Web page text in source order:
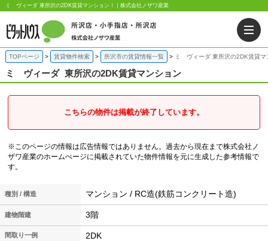
ミ ヴィーダ 東所沢の2DK賃貸マンション！｜株式会社ノザワ産業
TOPページ 賃貸物件検索 所沢市の賃貸情報一覧 ミ ヴィーダ 東所沢の2DK賃貸マ
ミ ヴィーダ 東所沢の2DK賃貸マンション
こちらの物件は掲載が終了しています。
※このページの情報は広告情報ではありません。過去から現在まで株式会社ノ
ザワ産業のホームぺージに掲載されていた物件情報を元に生成した参考情報で
す。
種別 / 構造 マンション / RC造(鉄筋コンクリート造)
建物階建 3階
間取り一例 2DK